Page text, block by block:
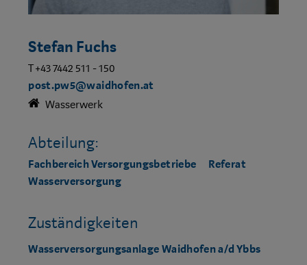
Stefan Fuchs
T +43 7442 511 - 150
post.pw5@waidhofen.at
Wasserwerk
Abteilung:
Fachbereich Versorgungsbetriebe
Referat
Wasserversorgung
Zuständigkeiten
Wasserversorgungsanlage Waidhofen a/d Ybbs